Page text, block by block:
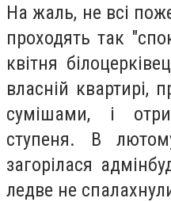
На жаль, не всі
проходять так
квітня
власній квартирі,
сумішами, і
ступеня. В
загорілася
ледве не